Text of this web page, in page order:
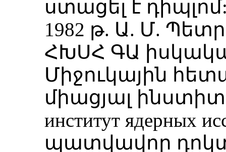
ստացել է
1982 թ. Ա. Մ.
ՀԽՍՀ ԳԱ
Միջուկային
միացյալ
институт ядерных
պատվավոր